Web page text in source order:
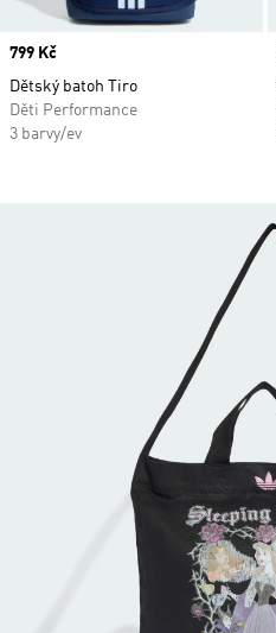
Price
799 Kč
Dětský batoh Tiro
Děti Performance
3 barvy/ev